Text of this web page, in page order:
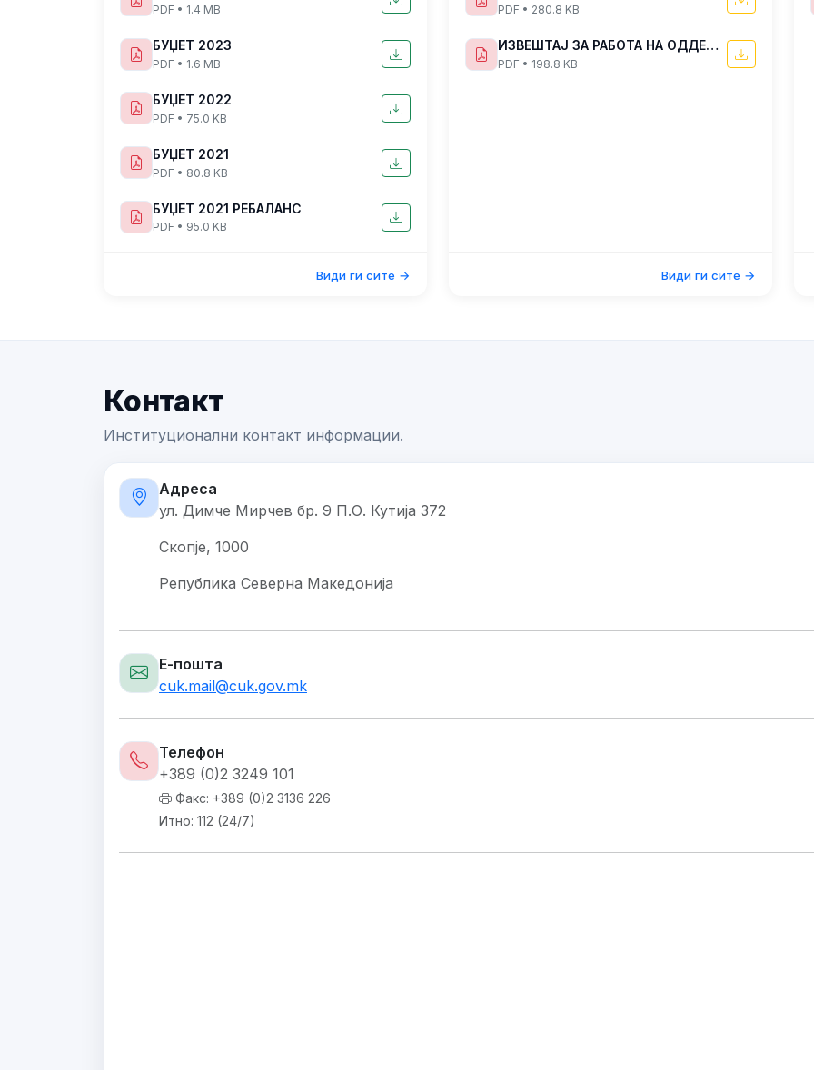
PDF • 1.4 MB
БУЏЕТ 2023
PDF • 1.6 MB
БУЏЕТ 2022
PDF • 75.0 KB
БУЏЕТ 2021
PDF • 80.8 KB
БУЏЕТ 2021 РЕБАЛАНС
PDF • 95.0 KB
Види ги сите →
PDF • 280.8 KB
ИЗВЕШТАЈ ЗА РАБОТА НА ОДДЕЛЕНИЕТО ЗА ИНСПЕКЦИСКИ НАДЗОР ВО ЦЕНТАРОТ ЗА УПРАВУВАЊЕ СО КРИЗИ ЗА ПЕРИОДОТ ЈУЛИ-ДЕКЕМВРИ 2022 ГОДИНА
PDF • 198.8 KB
Види ги сите →
Контакт
Институционални контакт информации.
Адреса
ул. Димче Мирчев бр. 9 П.О. Кутија 372
Скопје, 1000
Република Северна Македонија
Е-пошта
cuk.mail@cuk.gov.mk
Телефон
+389 (0)2 3249 101
Факс: +389 (0)2 3136 226
Итно: 112 (24/7)